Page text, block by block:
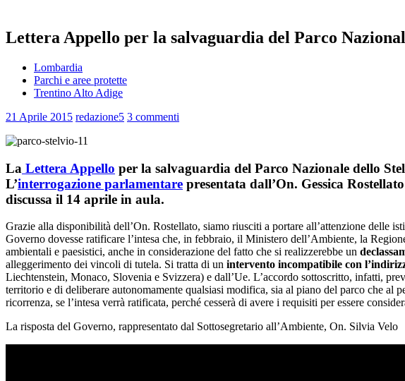
Lettera Appello per la salvaguardia del Parco
Lombardia
Parchi e aree protette
Trentino Alto Adige
21 Aprile 2015 redazione5 3 commenti
La Lettera Appello per la salvaguardia del Parco Nazionale dello
L’interrogazione parlamentare presentata dall’On. Gessica
discussa il 14 aprile in aula.
Grazie alla disponibilità dell’On. Rostellato, siamo riusciti a portare all’attenzione delle
Governo dovesse ratificare l’intesa che, in febbraio, il Ministero dell’Ambiente, la
ambientali e paesistici, anche in considerazione del fatto che si realizzerebbe un
alleggerimento dei vincoli di tutela. Si tratta di un intervento incompatibile con
Liechtenstein, Monaco, Slovenia e Svizzera) e dall’Ue. L’accordo sottoscritto, infatti,
territorio e di deliberare autonomamente qualsiasi modifica, sia al piano del parco che al
ricorrenza, se l’intesa verrà ratificata, perché cesserà di avere i requisiti per essere
La risposta del Governo, rappresentato dal Sottosegretario all’Ambiente, On. Silvia Velo